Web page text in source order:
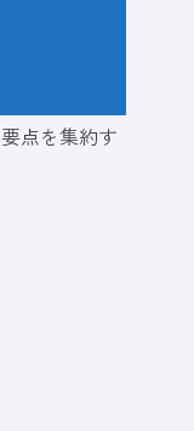
点を集約す